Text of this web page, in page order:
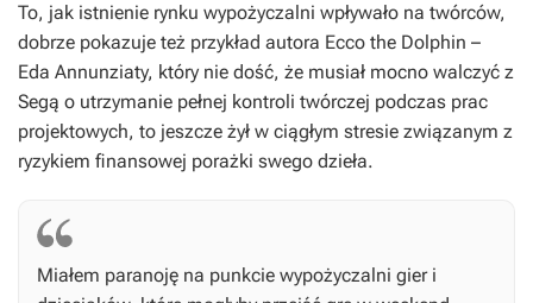
To, jak istnienie rynku wypożyczalni wpływało na twórców,
dobrze pokazuje też przykład autora Ecco the Dolphin –
Eda Annunziaty, który nie dość, że musiał mocno walczyć z
Segą o utrzymanie pełnej kontroli twórczej podczas prac
projektowych, to jeszcze żył w ciągłym stresie związanym z
ryzykiem finansowej porażki swego dzieła.
Miałem paranoję na punkcie wypożyczalni gier i